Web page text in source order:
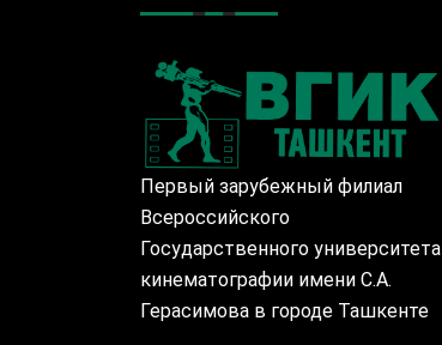
Первый зарубежный филиал
Всероссийского
Государственного университета
кинематографии имени С.А.
Герасимова в городе Ташкенте